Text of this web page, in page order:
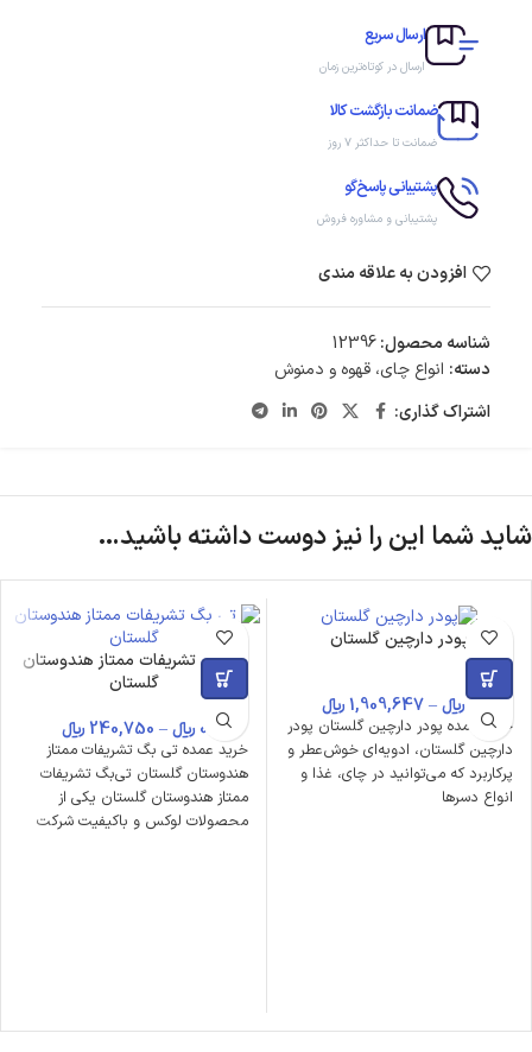
ارسال سریع
ارسال در کوتاه‌ترین زمان
ضمانت بازگشت کالا
ضمانت تا حداکثر ۷ روز
پشتیبانی پاسخ‌گو
پشتیبانی و مشاوره فروش
افزودن به علاقه مندی
شناسه محصول:12396
دسته: انواع چای، قهوه و دمنوش
اشتراک گذاری:
شاید شما این را نیز دوست داشته باشید…
پودر دارچین گلستان
0﷼ –
1,909,647﷼
خرید عمده پودر دارچین گلستان پودر
دارچین گلستان، ادویه‌ای خوش‌عطر و
پرکاربرد که می‌توانید در چای، غذا و
انواع دسرها
تی بگ تشریفات ممتاز هندوستان
گلستان
0 ﷼ –
240,750 ﷼
خرید عمده تی بگ تشریفات ممتاز
هندوستان گلستان تی‌بگ تشریفات
ممتاز هندوستان گلستان یکی از
محصولات لوکس و باکیفیت شرکت